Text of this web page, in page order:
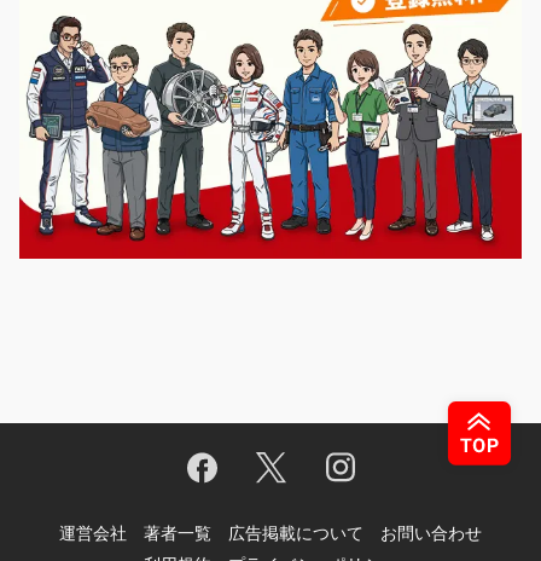
運営会社 著者一覧 広告掲載について
お問い合わせ